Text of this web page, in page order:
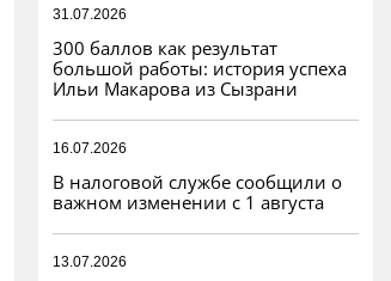
31.07.2026
300 баллов как результат
большой работы: история успеха
Ильи Макарова из Сызрани
16.07.2026
В налоговой службе сообщили о
важном изменении с 1 августа
13.07.2026